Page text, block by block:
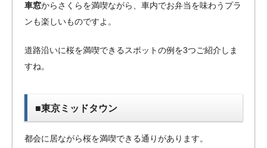
車窓からさくらを満喫ながら、車内でお弁当を味わうプラ
ンも楽しいものですよ。
道路沿いに桜を満喫できるスポットの例を3つご紹介しま
すね。
■東京ミッドタウン
都会に居ながら桜を満喫できる通りがあります。